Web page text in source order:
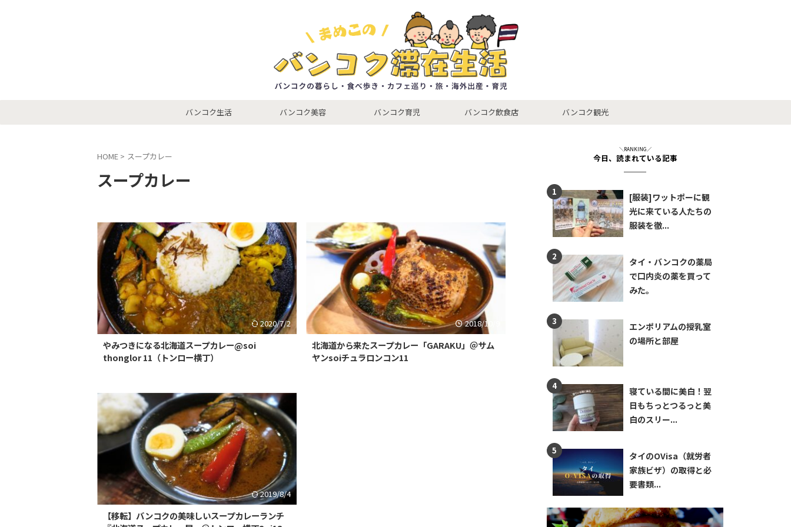
バンコク生活 バンコク美容 バンコク育児 バンコク飲食店 バンコク観光
HOME > スープカレー
スープカレー
2020/7/2
やみつきになる北海道スープカレー@soi
thonglor 11（トンロー横丁）
2018/10/9
北海道から来たスープカレー「GARAKU」＠サム
ヤンsoiチュラロンコン11
2019/8/4
【移転】バンコクの美味しいスープカレーランチ
＼RANKING／
今日、読まれている記事
[服装]ワットポーに観
光に来ている人たちの
服装を徹...
タイ・バンコクの薬局
で口内炎の薬を買って
みた。
エンポリアムの授乳室
の場所と部屋
寝ている間に美白！翌
日もちっとつるっと美
白のスリー...
タイのOVisa（就労者
家族ビザ）の取得と必
要書類...